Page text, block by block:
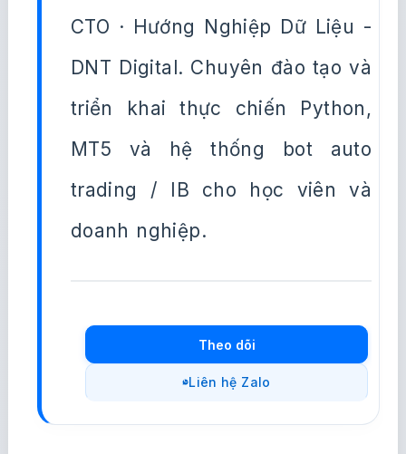
CTO · Hướng Nghiệp Dữ Liệu -
DNT Digital. Chuyên đào tạo và
triển khai thực chiến Python,
MT5 và hệ thống bot auto
trading / IB cho học viên và
doanh nghiệp.
Theo dõi
Liên hệ Zalo